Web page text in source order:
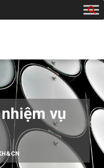
vụ